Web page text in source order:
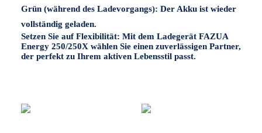
Grün (während des Ladevorgangs): Der Akku ist wieder
vollständig geladen.
Setzen Sie auf Flexibilität: Mit dem Ladegerät FAZUA
Energy 250/250X wählen Sie einen zuverlässigen Partner,
der perfekt zu Ihrem aktiven Lebensstil passt.